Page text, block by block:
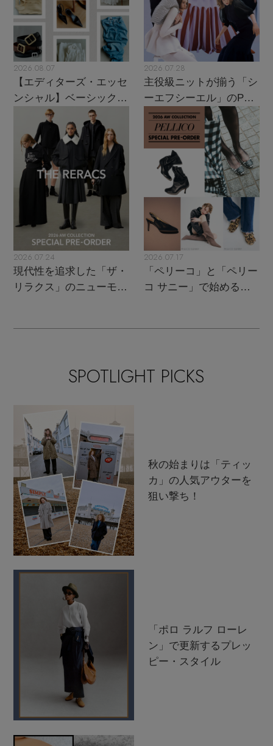
2026.08.07
【エディターズ・エッセ
ンシャル】ベーシックと
トレンドが交差する16の
2026.07.28
主役級ニットが揃う「シ
ーエフシーエル」のPOP
UPがスタート
2026.07.24
現代性を追求した「ザ・
リラクス」のニューモダ
2026.07.17
「ペリーコ」と「ペリー
コ サニー」で始める秋
SPOTLIGHT PICKS
秋の始まりは「ティッ
カ」の人気アウターを
狙い撃ち！
「ポロ ラルフ ローレ
ン」で更新するプレッ
ピー・スタイル